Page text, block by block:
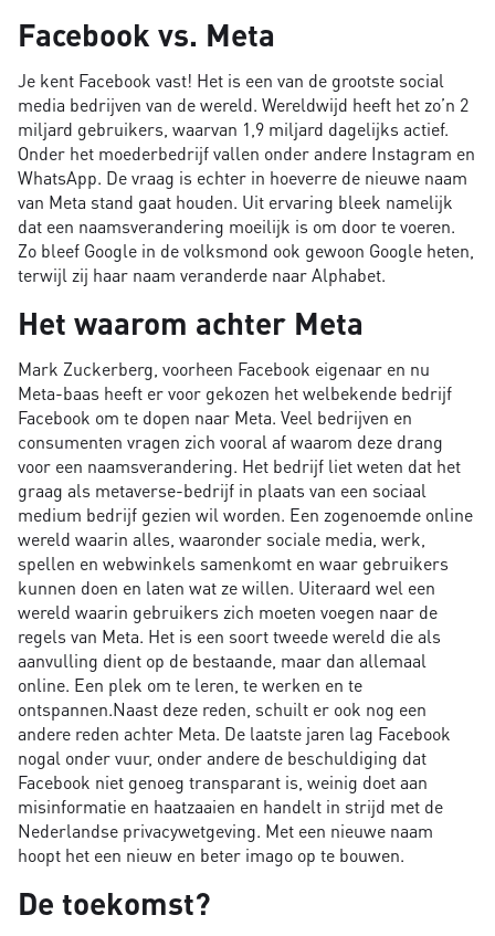
Facebook vs. Meta
Je kent Facebook vast! Het is een van de grootste social
media bedrijven van de wereld. Wereldwijd heeft het zo’n 2
miljard gebruikers, waarvan 1,9 miljard dagelijks actief.
Onder het moederbedrijf vallen onder andere Instagram en
WhatsApp. De vraag is echter in hoeverre de nieuwe naam
van Meta stand gaat houden. Uit ervaring bleek namelijk
dat een naamsverandering moeilijk is om door te voeren.
Zo bleef Google in de volksmond ook gewoon Google heten,
terwijl zij haar naam veranderde naar Alphabet.
Het waarom achter Meta
Mark Zuckerberg, voorheen Facebook eigenaar en nu
Meta-baas heeft er voor gekozen het welbekende bedrijf
Facebook om te dopen naar Meta. Veel bedrijven en
consumenten vragen zich vooral af waarom deze drang
voor een naamsverandering. Het bedrijf liet weten dat het
graag als metaverse-bedrijf in plaats van een sociaal
medium bedrijf gezien wil worden. Een zogenoemde online
wereld waarin alles, waaronder sociale media, werk,
spellen en webwinkels samenkomt en waar gebruikers
kunnen doen en laten wat ze willen. Uiteraard wel een
wereld waarin gebruikers zich moeten voegen naar de
regels van Meta. Het is een soort tweede wereld die als
aanvulling dient op de bestaande, maar dan allemaal
online. Een plek om te leren, te werken en te
ontspannen.Naast deze reden, schuilt er ook nog een
andere reden achter Meta. De laatste jaren lag Facebook
nogal onder vuur, onder andere de beschuldiging dat
Facebook niet genoeg transparant is, weinig doet aan
misinformatie en haatzaaien en handelt in strijd met de
Nederlandse privacywetgeving. Met een nieuwe naam
hoopt het een nieuw en beter imago op te bouwen.
De toekomst?